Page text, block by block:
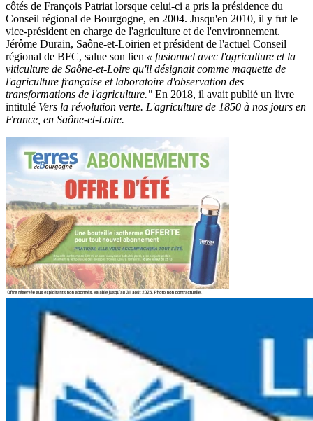
côtés de François Patriat lorsque celui-ci a pris la présidence du
Conseil régional de Bourgogne, en 2004. Jusqu'en 2010, il y fut le
vice-président en charge de l'agriculture et de l'environnement.
Jérôme Durain, Saône-et-Loirien et président de l'actuel Conseil
régional de BFC, salue son lien « fusionnel avec l'agriculture et la
viticulture de Saône-et-Loire qu'il désignait comme maquette de
l'agriculture française et laboratoire d'observation des
transformations de l'agriculture." En 2018, il avait publié un livre
intitulé Vers la révolution verte. L'agriculture de 1850 à nos jours en
France, en Saône-et-Loire.